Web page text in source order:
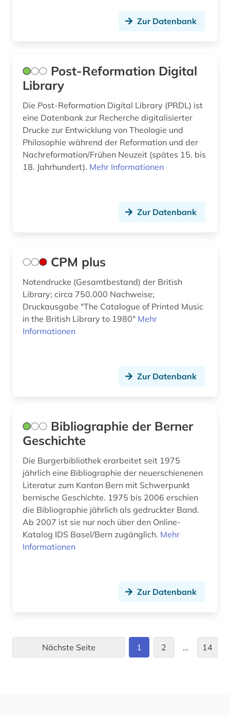
mittelasien (1)
mittelenglisch (1)
mittelfranken (1)
mode (1)
montenegro (2)
musical (1)
musik (18)
musikalien (1)
musikerziehung (1)
musikwissenschaft (1)
musikzeitschrift (2)
mähren (1)
münchen (1)
Zur Datenbank
Post-Reformation Digital
Library
Die Post-Reformation Digital Library (PRDL) ist
eine Datenbank zur Recherche digitalisierter
Drucke zur Entwicklung von Theologie und
Philosophie während der Reformation und der
Nachreformation/Frühen Neuzeit (spätes 15. bis
18. Jahrhundert). Mehr Informationen
Zur Datenbank
CPM plus
Notendrucke (Gesamtbestand) der British
Library; circa 750.000 Nachweise;
Druckausgabe "The Catalogue of Printed Music
in the British Library to 1980" Mehr
Informationen
Zur Datenbank
Bibliographie der Berner
Geschichte
Die Burgerbibliothek erarbeitet seit 1975
jährlich eine Bibliographie der neuerschienenen
Literatur zum Kanton Bern mit Schwerpunkt
bernische Geschichte. 1975 bis 2006 erschien
die Bibliographie jährlich als gedruckter Band.
Ab 2007 ist sie nur noch über den Online-
Katalog IDS Basel/Bern zugänglich. Mehr
Informationen
Zur Datenbank
Nächste Seite 1 2 … 14